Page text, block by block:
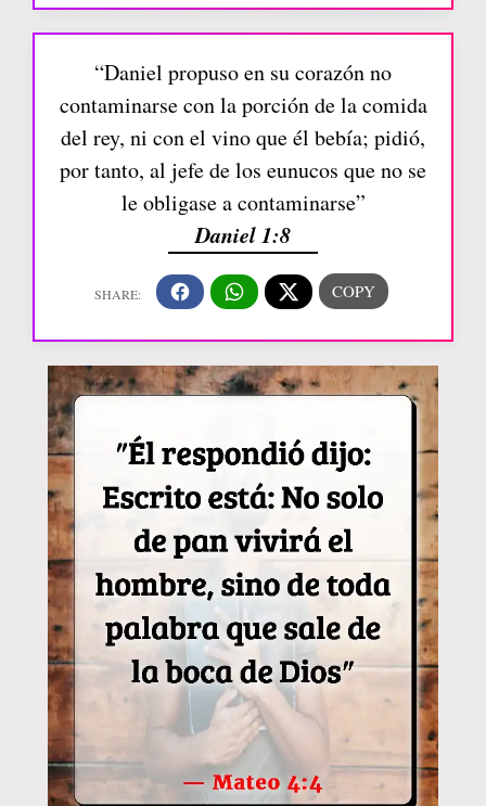
“Daniel propuso en su corazón no
contaminarse con la porción de la comida
del rey, ni con el vino que él bebía; pidió,
por tanto, al jefe de los eunucos que no se
le obligase a contaminarse”
Daniel 1:8